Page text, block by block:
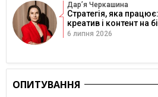
Дарʼя Черкашина
Стратегія, яка
креатив і контент на
6 липня 2026
ОПИТУВАННЯ